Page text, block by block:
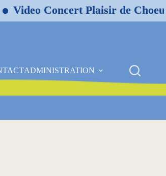
Video Concert Plaisir de Choeur
ADMINISTRATION